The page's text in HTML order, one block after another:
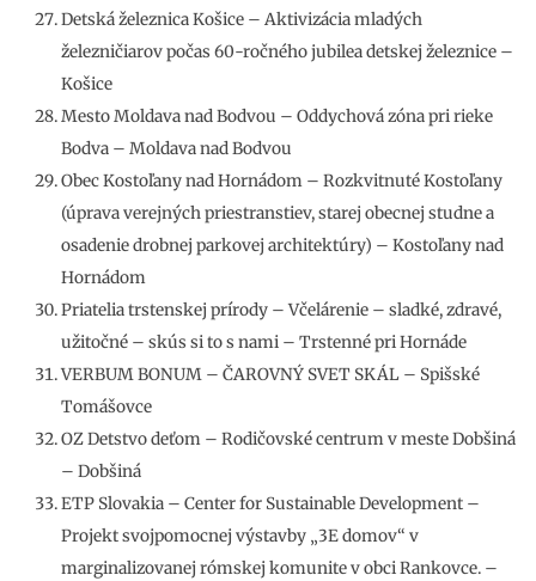
Detská železnica Košice – Aktivizácia mladých
železničiarov počas 60-ročného jubilea detskej železnice –
Košice
Mesto Moldava nad Bodvou – Oddychová zóna pri rieke
Bodva – Moldava nad Bodvou
Obec Kostoľany nad Hornádom – Rozkvitnuté Kostoľany
(úprava verejných priestranstiev, starej obecnej studne a
osadenie drobnej parkovej architektúry) – Kostoľany nad
Hornádom
Priatelia trstenskej prírody – Včelárenie – sladké, zdravé,
užitočné – skús si to s nami – Trstenné pri Hornáde
VERBUM BONUM – ČAROVNÝ SVET SKÁL – Spišské
Tomášovce
OZ Detstvo deťom – Rodičovské centrum v meste Dobšiná
– Dobšiná
ETP Slovakia – Center for Sustainable Development –
Projekt svojpomocnej výstavby „3E domov“ v
marginalizovanej rómskej komunite v obci Rankovce. –